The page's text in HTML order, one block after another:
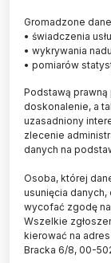
3 minuty
Gromadzone
• świadczenia
• wykrywania
• pomiarów
Podstawą prawną
doskonalenie, a
uzasadniony
zlecenie
danych na
Osoba, której
usunięcia
wycofać zgodę
Wszelkie
kierować na adres
Bracka 6/8, 00-